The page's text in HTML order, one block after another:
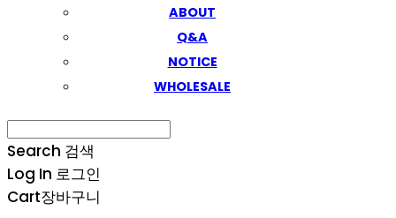
ABOUT
Q&A
NOTICE
WHOLESALE
Search 검색
Log In 로그인
Cart장바구니